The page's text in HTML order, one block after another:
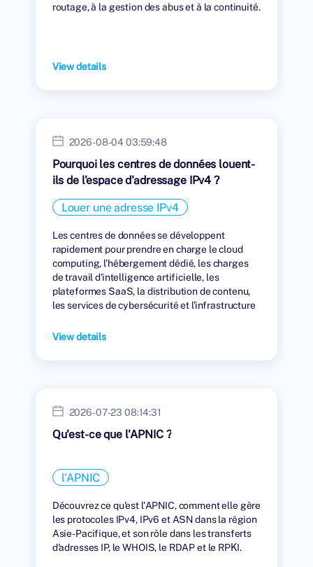
routage, à la gestion des abus et à la continuité.
View details
2026-08-04 03:59:48
Pourquoi les centres de données louent-
ils de l'espace d'adressage IPv4 ?
Louer une adresse IPv4
Les centres de données se développent
rapidement pour prendre en charge le cloud
computing, l'hébergement dédié, les charges
de travail d'intelligence artificielle, les
plateformes SaaS, la distribution de contenu,
les services de cybersécurité et l'infrastructure
View details
2026-07-23 08:14:31
Qu'est-ce que l'APNIC ?
l'APNIC
Découvrez ce qu'est l'APNIC, comment elle gère
les protocoles IPv4, IPv6 et ASN dans la région
Asie-Pacifique, et son rôle dans les transferts
d'adresses IP, le WHOIS, le RDAP et le RPKI.